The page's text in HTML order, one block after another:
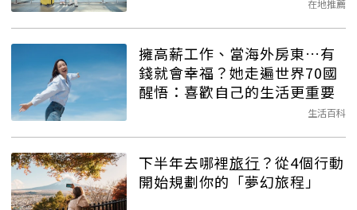
在地推薦
擁高薪工作、當海外房東…有
錢就會幸福？她走遍世界70國
醒悟：喜歡自己的生活更重要
生活百科
下半年去哪裡旅行 ？從4個行動
開始規劃你的「夢幻旅程」